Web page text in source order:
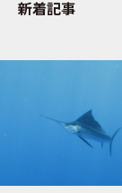
新着記事